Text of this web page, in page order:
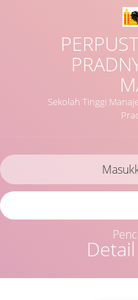
Sekolah Tinggi